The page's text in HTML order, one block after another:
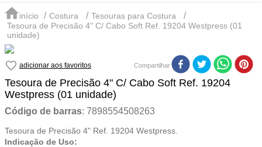
Costura
Tesouras para Costura
Tesoura de Precisão 4" C/ Cabo Soft Ref. 19204 Westpress (01
unidade)
Compartilhar
Tesoura de Precisão 4" C/ Cabo Soft Ref. 19204
Westpress (01 unidade)
Código de barras: 7898554508263
Tesoura de Precisão 4" Ref. 19204 Westpress.
Indicação de Uso: